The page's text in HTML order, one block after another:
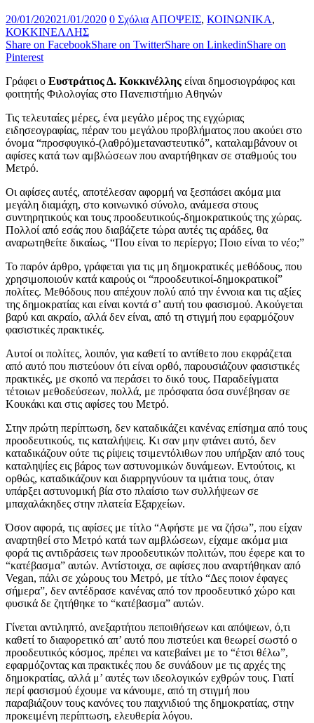
20/01/202021/01/2020 0 Σχόλια ΑΠΟΨΕΙΣ, ΚΟΙΝΩΝΙΚΑ,
ΚΟΚΚΙΝΕΛΛΗΣ
Share on FacebookShare on TwitterShare on LinkedinShare on
Pinterest
Γράφει ο Ευστράτιος Δ. Κοκκινέλλης είναι δημοσιογράφος και
φοιτητής Φιλολογίας στο Πανεπιστήμιο Αθηνών
Τις τελευταίες μέρες, ένα μεγάλο μέρος της εγχώριας
ειδησεογραφίας, πέραν του μεγάλου προβλήματος που ακούει στο
όνομα “προσφυγικό-(λαθρό)μεταναστευτικό”, καταλαμβάνουν οι
αφίσες κατά των αμβλώσεων που αναρτήθηκαν σε σταθμούς του
Μετρό.
Οι αφίσες αυτές, αποτέλεσαν αφορμή να ξεσπάσει ακόμα μια
μεγάλη διαμάχη, στο κοινωνικό σύνολο, ανάμεσα στους
συντηρητικούς και τους προοδευτικούς-δημοκρατικούς της χώρας.
Πολλοί από εσάς που διαβάζετε τώρα αυτές τις αράδες, θα
αναρωτηθείτε δικαίως, “Που είναι το περίεργο; Ποιο είναι το νέο;”
Το παρόν άρθρο, γράφεται για τις μη δημοκρατικές μεθόδους, που
χρησιμοποιούν κατά καιρούς οι “προοδευτικοί-δημοκρατικοί”
πολίτες. Μεθόδους που απέχουν πολύ από την έννοια και τις αξίες
της δημοκρατίας και είναι κοντά σ’ αυτή του φασισμού. Ακούγεται
βαρύ και ακραίο, αλλά δεν είναι, από τη στιγμή που εφαρμόζουν
φασιστικές πρακτικές.
Αυτοί οι πολίτες, λοιπόν, για καθετί το αντίθετο που εκφράζεται
από αυτό που πιστεύουν ότι είναι ορθό, παρουσιάζουν φασιστικές
πρακτικές, με σκοπό να περάσει το δικό τους. Παραδείγματα
τέτοιων μεθοδεύσεων, πολλά, με πρόσφατα όσα συνέβησαν σε
Κουκάκι και στις αφίσες του Μετρό.
Στην πρώτη περίπτωση, δεν καταδικάζει κανένας επίσημα από τους
προοδευτικούς, τις καταλήψεις. Κι σαν μην φτάνει αυτό, δεν
καταδικάζουν ούτε τις ρίψεις τσιμεντόλιθων που υπήρξαν από τους
καταληψίες εις βάρος των αστυνομικών δυνάμεων. Εντούτοις, κι
ορθώς, καταδικάζουν και διαρρηγνύουν τα ιμάτια τους, όταν
υπάρξει αστυνομική βία στο πλαίσιο των συλλήψεων σε
μπαχαλάκηδες στην πλατεία Εξαρχείων.
Όσον αφορά, τις αφίσες με τίτλο “Αφήστε με να ζήσω”, που είχαν
αναρτηθεί στο Μετρό κατά των αμβλώσεων, είχαμε ακόμα μια
φορά τις αντιδράσεις των προοδευτικών πολιτών, που έφερε και το
“κατέβασμα” αυτών. Αντίστοιχα, σε αφίσες που αναρτήθηκαν από
Vegan, πάλι σε χώρους του Μετρό, με τίτλο “Δες ποιον έφαγες
σήμερα”, δεν αντέδρασε κανένας από τον προοδευτικό χώρο και
φυσικά δε ζητήθηκε το “κατέβασμα” αυτών.
Γίνεται αντιληπτό, ανεξαρτήτου πεποιθήσεων και απόψεων, ό,τι
καθετί το διαφορετικό απ’ αυτό που πιστεύει και θεωρεί σωστό ο
προοδευτικός κόσμος, πρέπει να κατεβαίνει με το “έτσι θέλω”,
εφαρμόζοντας και πρακτικές που δε συνάδουν με τις αρχές της
δημοκρατίας, αλλά μ’ αυτές των ιδεολογικών εχθρών τους. Γιατί
περί φασισμού έχουμε να κάνουμε, από τη στιγμή που
παραβιάζουν τους κανόνες του παιχνιδιού της δημοκρατίας, στην
προκειμένη περίπτωση, ελευθερία λόγου.